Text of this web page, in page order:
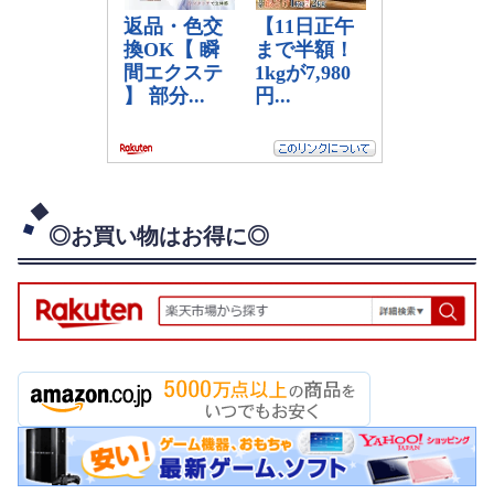
◎お買い物はお得に◎